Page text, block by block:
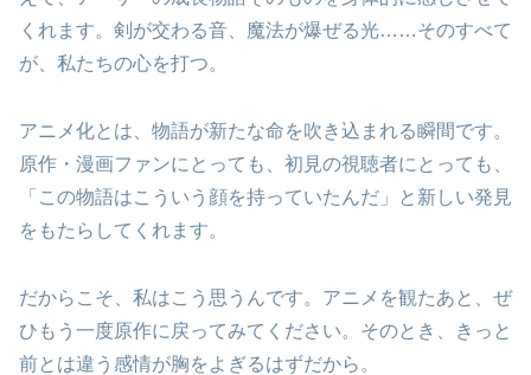
くれます。剣が交わる音、魔法が爆ぜる光……そのすべて
が、私たちの心を打つ。
アニメ化とは、物語が新たな命を吹き込まれる瞬間です。
原作・漫画ファンにとっても、初見の視聴者にとっても、
「この物語はこういう顔を持っていたんだ」と新しい発見
をもたらしてくれます。
だからこそ、私はこう思うんです。アニメを観たあと、ぜ
ひもう一度原作に戻ってみてください。そのとき、きっと
前とは違う感情が胸をよぎるはずだから。